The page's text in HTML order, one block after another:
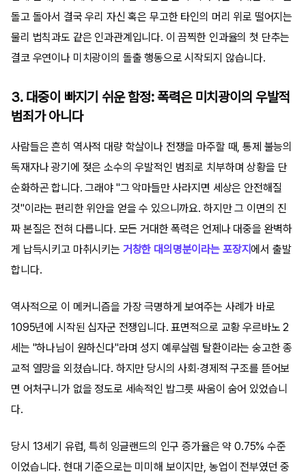
돌고 돌아서 결국 우리 자신 혹은 무고한 타인의 머리 위로 떨어지는
물리 법칙과도 같은 인과관계입니다. 이 끔찍한 인과율의 첫 단추는
결코 우연이나 미치광이의 돌출 행동으로 시작되지 않습니다.
3. 대중이 빠지기 쉬운 함정: 폭력은 미치광이의 우발적
범죄가 아니다
사람들은 흔히 역사적 대량 학살이나 전쟁을 마주할 때, 통제 불능의
독재자나 광기에 젖은 소수의 우발적인 범죄로 치부하며 상황을 단
순화하곤 합니다. 그래야 "그 악마들만 사라지면 세상은 안전해질
것"이라는 편리한 위안을 얻을 수 있으니까요. 하지만 그 이면의 진
짜 본질은 전혀 다릅니다. 모든 거대한 폭력은 언제나 대중을 완벽하
게 납득시키고 마취시키는 거창한 대의명분이라는 포장지에서 출발
합니다.
역사적으로 이 메커니즘을 가장 극명하게 보여주는 사례가 바로
1095년에 시작된 십자군 전쟁입니다. 표면적으로 교황 우르바노 2
세는 "하나님이 원하신다"라며 성지 예루살렘 탈환이라는 숭고한 종
교적 열망을 외쳤습니다. 하지만 당시의 사회·경제적 구조를 뜯어보
면 어처구니가 없을 정도로 세속적인 밥그릇 싸움이 숨어 있었습니
다.
당시 13세기 유럽, 특히 잉글랜드의 인구 증가율은 약 0.75% 수준
이었습니다. 현대 기준으로는 미미해 보이지만, 농업이 전부였던 중